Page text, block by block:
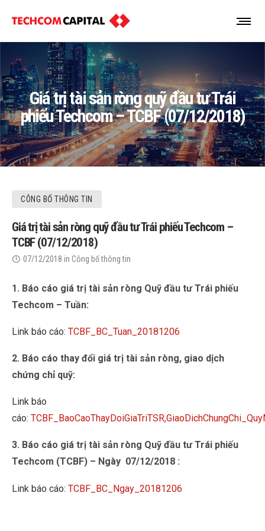
Giá trị tài sản ròng quỹ đầu tư Trái
phiếu Techcom – TCBF (07/12/2018)
CÔNG BỐ THÔNG TIN
Giá trị tài sản ròng quỹ đầu tư Trái phiếu Techcom –
TCBF (07/12/2018)
07/12/2018 in Công bố thông tin
1. Báo cáo giá trị tài sản ròng Quỹ đầu tư Trái phiếu
Techcom – Tuần:
Link báo cáo: TCBF_BC_Tuan_20181206
2. Báo cáo thay đổi giá trị tài sản ròng, giao dịch
chứng chỉ quỹ:
Link báo
cáo:
3. Báo cáo giá trị tài sản ròng Quỹ đầu tư Trái phiếu
Techcom (TCBF) – Ngày 07/12/2018 :
Link báo cáo: TCBF_BC_Ngay_20181206